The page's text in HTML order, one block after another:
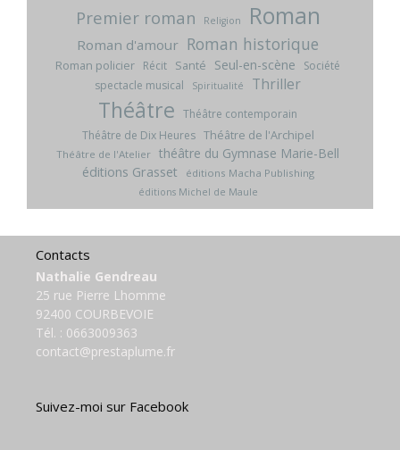
Premier roman Religion Roman
Roman d'amour Roman historique
Roman policier Récit Santé Seul-en-scène
Société
spectacle musical
Spiritualité Thriller
Théâtre Théâtre contemporain
Théâtre de Dix Heures Théâtre de l'Archipel
Théâtre de l'Atelier théâtre du Gymnase Marie-Bell
éditions Grasset
éditions Macha Publishing
éditions Michel de Maule
Contacts
Nathalie Gendreau
25 rue Pierre Lhomme
92400 COURBEVOIE
Tél. : 0663009363
contact@prestaplume.fr
Suivez-moi sur Facebook